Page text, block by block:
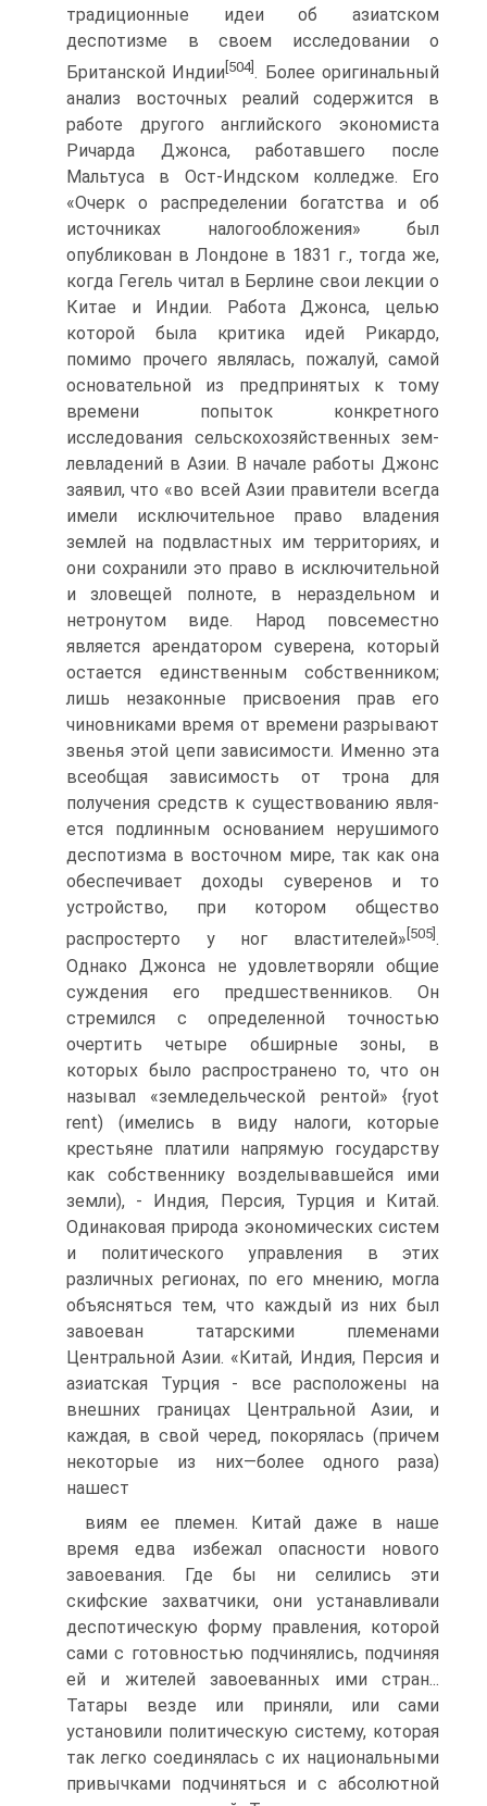
традиционные идеи об азиатском
деспотизме в своем исследовании о
Британской Ин­дии [504]. Более оригинальный
анализ восточных реалий содержится в
рабо­те другого английского экономиста
Ричарда Джонса, работавшего после
Мальтуса в Ост-Индском колледже. Его
«Очерк о распределении богатства и об
источниках налогообложения» был
опубликован в Лондоне в 1831 г., тогда же,
когда Гегель читал в Берлине свои лекции о
Китае и Индии. Ра­бота Джонса, целью
которой была критика идей Рикардо,
помимо про­чего являлась, пожалуй, самой
основательной из предпринятых к тому
времени попыток конкретного
исследования сельскохозяйственных зем­
левладений в Азии. В начале работы Джонс
заявил, что «во всей Азии пра­вители всегда
имели исключительное право владения
землей на подвласт­ных им территориях, и
они сохранили это право в исключительной
и зло­вещей полноте, в нераздельном и
нетронутом виде. Народ повсеместно
является арендатором суверена, который
остается единственным собст­венником;
лишь незаконные присвоения прав его
чиновниками время от времени разрывают
звенья этой цепи зависимости. Именно эта
всеоб­щая зависимость от трона для
получения средств к существованию явля­
ется подлинным основанием нерушимого
деспотизма в восточном мире, так как она
обеспечивает доходы суверенов и то
устройство, при котором общество
распростерто у ног властителей» [505] .
Однако Джонса не удовле­творяли общие
суждения его предшественников. Он
стремился с опре­деленной точностью
очертить четыре обширные зоны, в
которых было распространено то, что он
называл «земледельческой рентой» {ryot
rent) (имелись в виду налоги, которые
крестьяне платили напрямую государ­ству
как собственнику возделывавшейся ими
земли), - Индия, Персия, Турция и Китай.
Одинаковая природа экономических систем
и политиче­ского управления в этих
различных регионах, по его мнению, могла
объ­ясняться тем, что каждый из них был
завоеван татарскими племенами
Центральной Азии. «Китай, Индия, Персия и
азиатская Турция - все рас­положены на
внешних границах Центральной Азии, и
каждая, в свой че­ред, покорялась (причем
некоторые из них—более одного раза)
нашест­
виям ее племен. Китай даже в наше
время едва избежал опасности нового
завоевания. Где бы ни селились эти
скифские захватчики, они устанавли­вали
деспотическую форму правления, которой
сами с готовностью под­чинялись, подчиняя
ей и жителей завоеванных ими стран...
Татары вез­де или приняли, или сами
установили политическую систему, которая
так легко соединялась с их национальными
привычками подчиняться и с аб­солютной